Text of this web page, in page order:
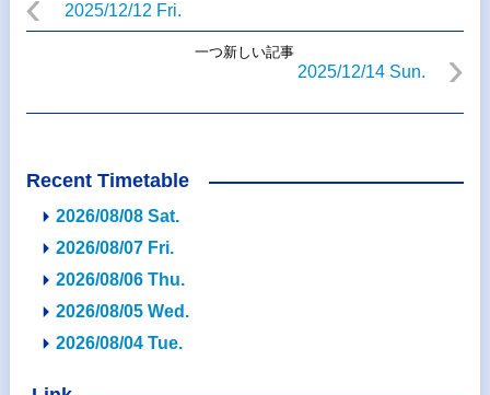
2025/12/12 Fri.
一つ新しい記事
2025/12/14 Sun.
Recent Timetable
2026/08/08 Sat.
2026/08/07 Fri.
2026/08/06 Thu.
2026/08/05 Wed.
2026/08/04 Tue.